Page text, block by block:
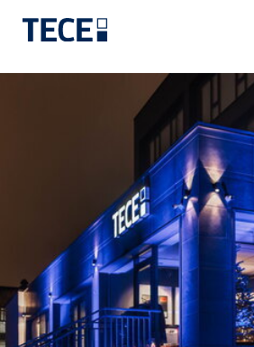
Skip to main content